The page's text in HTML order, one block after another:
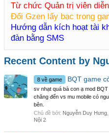
Từ chức Quản trị viên
Đổi Gzen lấy bạc trong
Hướng dẫn kích hoạt tài
đàn bằng SMS
Recent Content by
8 về game BQT game
sv nhạt quá bà con ạ mod
chăng đến vs mu mobile có
bên.
Chủ đề bởi: Nguyễn Duy Hưng,
Nội 2